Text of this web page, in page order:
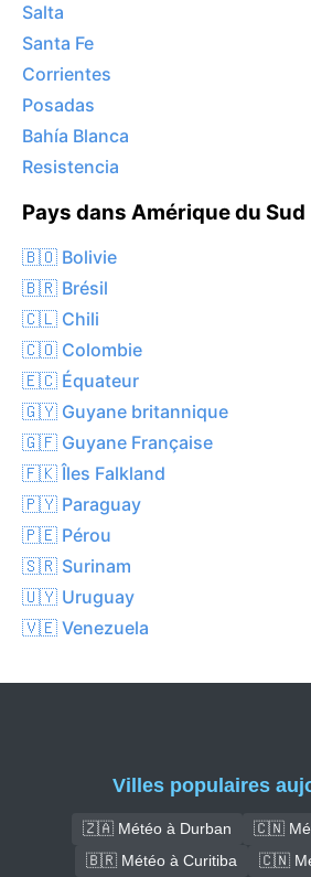
Salta
Santa Fe
Corrientes
Posadas
Bahía Blanca
Resistencia
Pays dans Amérique du Sud
🇧🇴 Bolivie
🇧🇷 Brésil
🇨🇱 Chili
🇨🇴 Colombie
🇪🇨 Équateur
🇬🇾 Guyane britannique
🇬🇫 Guyane Française
🇫🇰 Îles Falkland
🇵🇾 Paraguay
🇵🇪 Pérou
🇸🇷 Surinam
🇺🇾 Uruguay
🇻🇪 Venezuela
Villes populaires
🇿🇦 Météo à Durban
🇨🇳
🇧🇷 Météo à Curitiba
🇨🇳